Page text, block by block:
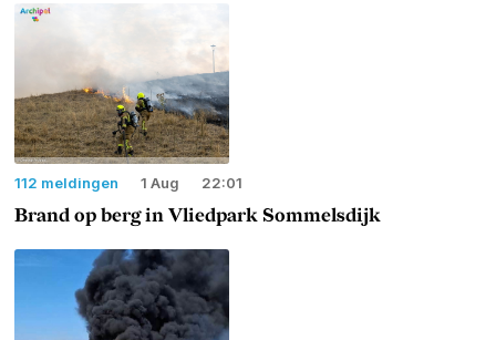
112 meldingen 1 Aug 22:01
Brand op berg in Vliedpark Sommelsdijk